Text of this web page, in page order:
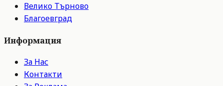
Велико Търново
Благоевград
Информация
За Нас
Контакти